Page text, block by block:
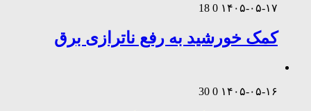
۱۴۰۵-۰۵-۱۷ 0
18
کمک خورشید به رفع ناترازی برق
۱۴۰۵-۰۵-۱۶ 0
30